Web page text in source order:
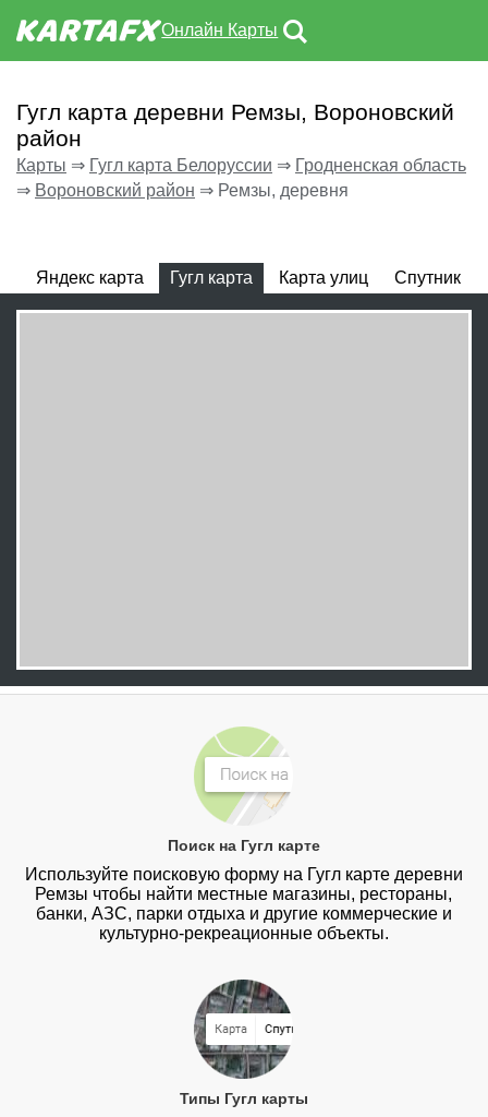
Онлайн Карты
Гугл карта деревни Ремзы, Вороновский
район
Карты ⇒ Гугл карта Белоруссии ⇒ Гродненская область
⇒ Вороновский район ⇒ Ремзы, деревня
Яндекс карта Гугл карта Карта улиц Спутник
Поиск на Гугл карте
Используйте поисковую форму на Гугл карте деревни
Ремзы чтобы найти местные магазины, рестораны,
банки, АЗС, парки отдыха и другие коммерческие и
культурно-рекреационные объекты.
Типы Гугл карты